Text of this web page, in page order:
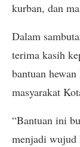
kurban, dan
Dalam
terima kasih
bantuan
masyarakat
“Bantuan ini
menjadi wujud